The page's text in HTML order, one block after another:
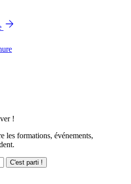
!
les formations, événements,
C'est parti !